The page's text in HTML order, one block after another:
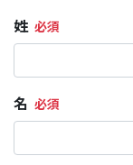
姓
名